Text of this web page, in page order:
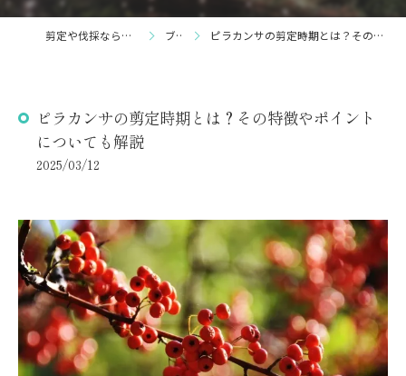
剪定や伐採なら神戸市の塩崎造園 ブログ ピラカンサの剪定時期とは？その特徴やポイントについても解説
ピラカンサの剪定時期とは？その特徴やポイント
についても解説
2025/03/12